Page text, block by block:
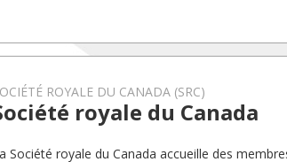
ROYALE DU CANADA (SRC)
royale du Canada
Société royale du Canada accueille des